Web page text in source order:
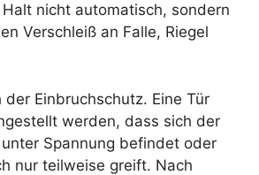
nicht automatisch, sondern
Verschleiß an Falle, Riegel
Einbruchschutz. Eine Tür
werden, dass sich der
Spannung befindet oder
nur teilweise greift. Nach